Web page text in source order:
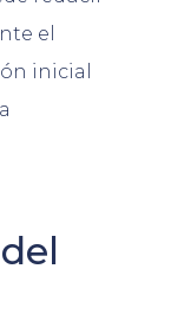
el
inicial